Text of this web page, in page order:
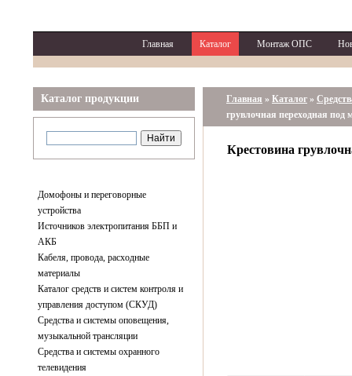
Главная Каталог Монтаж ОПС
Каталог продукции
Домофоны и переговорные
устройства
Источников электропитания ББП и
АКБ
Кабеля, провода, расходные
материалы
Каталог средств и систем контроля и
управления доступом (СКУД)
Средства и системы оповещения,
музыкальной трансляции
Средства и системы охранного
телевидения
Главная » Каталог »
грувлочная переходная
Крестовина